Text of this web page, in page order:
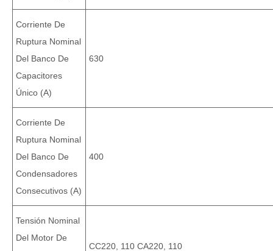
Corriente De
Ruptura Nominal
Del Banco De
Capacitores
Único (A)
630
Corriente De
Ruptura Nominal
Del Banco De
Condensadores
Consecutivos (A)
400
Tensión Nominal
Del Motor De
CC220, 110 CA220, 110